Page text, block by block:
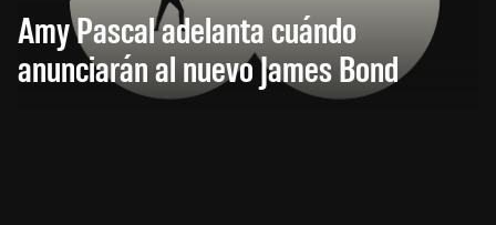
Amy Pascal adelanta cuándo
anunciarán al nuevo James Bond